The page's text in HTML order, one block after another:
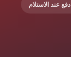
دفع عند الاستلام